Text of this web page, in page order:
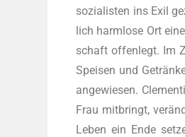
so­zia­lis­ten ins Exil
lich harm­lo­se Ort
schaft offen­legt. Im
Spei­sen und
ange­wie­sen.
Frau mit­bringt,
Leben ein Ende